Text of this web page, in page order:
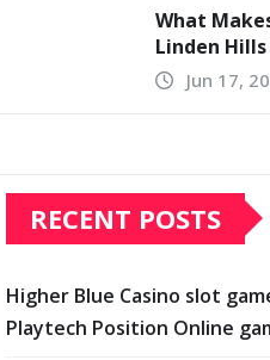
What
Linden
Jun 17,
RECENT POSTS
Higher Blue Casino slot
Playtech Position Online